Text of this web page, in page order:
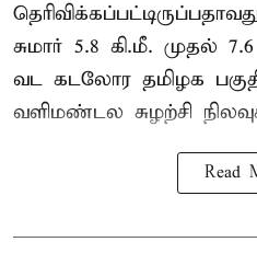
சுமார் 5.8 கி.மீ. முதல்
வட கடலோர தமிழக
வளிமண்டல சுழற்சி
Read